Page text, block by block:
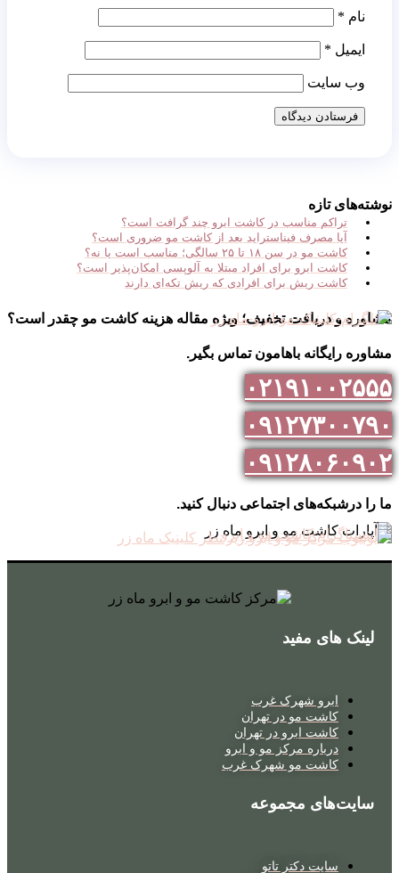
نام *
ایمیل *
وب‌ سایت
نوشته‌های تازه
تراکم مناسب در کاشت ابرو چند گرافت است؟
آیا مصرف فیناستراید بعد از کاشت مو ضروری است؟
کاشت مو در سن ۱۸ تا ۲۵ سالگی؛ مناسب است یا نه؟
کاشت ابرو برای افراد مبتلا به آلوپسی امکان‌پذیر است؟
کاشت ریش برای افرادی که ریش تکه‌ای دارند
مشاوره و دریافت تخفیف؛ ویژه مقاله هزینه کاشت مو چقدر است؟
مشاوره رایگانه باهامون تماس بگیر.
۰۲۱۹۱۰۰۲۵۵۵
۰۹۱۲۷۳۰۰۷۹۰
۰۹۱۲۸۰۶۰۹۰۲
ما را درشبکه‌های اجتماعی دنبال کنید.
لینک های مفید
ابرو شهرک غرب
کاشت مو در تهران
کاشت ابرو در تهران
درباره مرکز مو و ابرو
کاشت مو شهرک غرب
سایت‌های مجموعه
سایت دکتر تاتو